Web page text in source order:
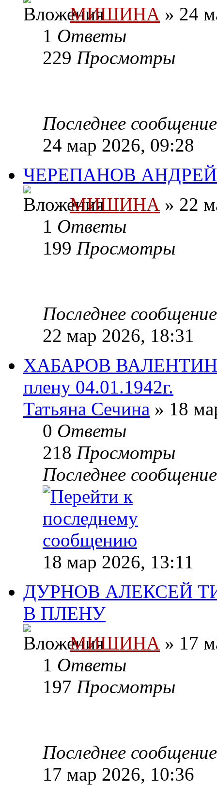
МИШИНА » 24
1 Ответы
229 Просмотры
Последнее
24 мар 2026, 09:28
ЧЕРЕПАНОВ
МИШИНА » 22
1 Ответы
199 Просмотры
Последнее
22 мар 2026, 18:31
ХАБАРОВ ВАЛЕНТИН
плену 04.01.1942г.
Татьяна Сечина » 18
0 Ответы
218 Просмотры
Последнее
18 мар 2026, 13:11
ДУРНОВ АЛЕКСЕЙ
В ПЛЕНУ
МИШИНА » 17
1 Ответы
197 Просмотры
Последнее
17 мар 2026, 10:36